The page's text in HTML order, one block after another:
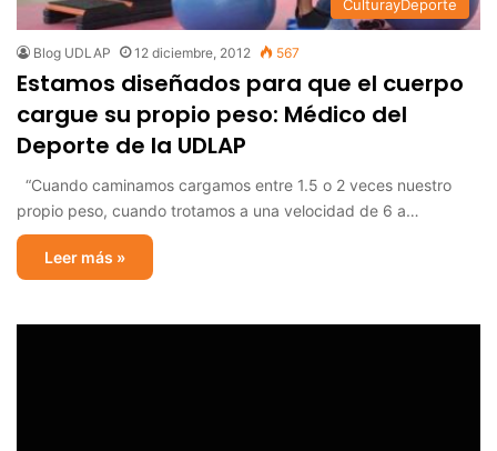
CulturayDeporte
Blog UDLAP 12 diciembre, 2012 567
Estamos diseñados para que el cuerpo
cargue su propio peso: Médico del
Deporte de la UDLAP
“Cuando caminamos cargamos entre 1.5 o 2 veces nuestro
propio peso, cuando trotamos a una velocidad de 6 a…
Leer más »